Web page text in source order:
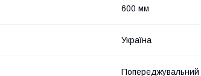
600 мм
Україна
Попереджувальний